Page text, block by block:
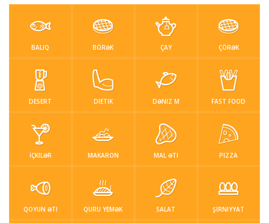
Sous Suplar Tortlar
Toyuqlar
Yemek resepti
faydali melumat
Əlaqə
Giriş / Qeydiyat
BALIQ BÖRƏK ÇAY ÇÖRƏK
DESERT DIETIK DƏNIZ M FAST FOOD
İÇKILƏR MAKARON MAL ƏTI PIZZA
QOYUN ƏTI QURU YEMƏK SALAT ŞIRNIYYAT